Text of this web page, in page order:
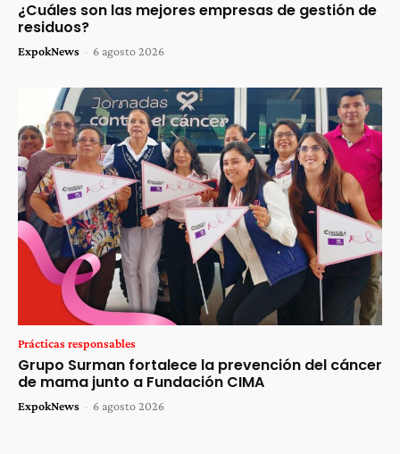
¿Cuáles son las mejores empresas de gestión de
residuos?
ExpokNews - 6 agosto 2026
Prácticas responsables
Grupo Surman fortalece la prevención del cáncer
de mama junto a Fundación CIMA
ExpokNews - 6 agosto 2026